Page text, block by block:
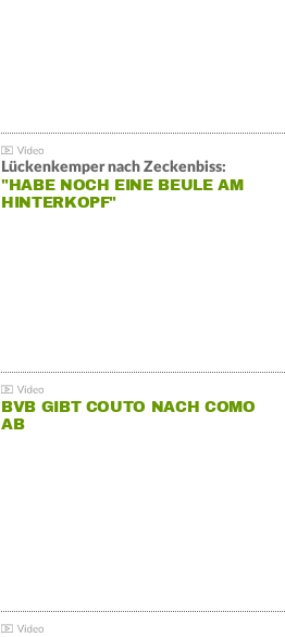
Lückenkemper nach Zeckenbiss:
"HABE NOCH EINE BEULE AM
HINTERKOPF"
BVB GIBT COUTO NACH COMO
AB